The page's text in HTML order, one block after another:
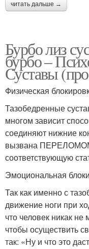
читать дальше →
Бурбо лиз
бурбо –
Суставы
Физическая
Тазобедренные
многом зависит
соединяют нижние
вызвана
соответствующую
Эмоциональная
Так как именно с
движение ноги при
что человек никак
чтобы осуществить
так: «Ну и что это